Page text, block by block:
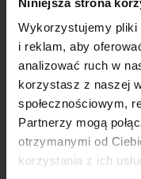
Wykorzystujemy pliki
i reklam, aby
analizować ruch w
korzystasz z naszej
społecznościowym,
Partnerzy mogą
otrzymanymi od
korzystania z ich
Wysokość z gwintem
Typ gwintu
Powłoka
Nie stosować w
Waga
Materiał produktu